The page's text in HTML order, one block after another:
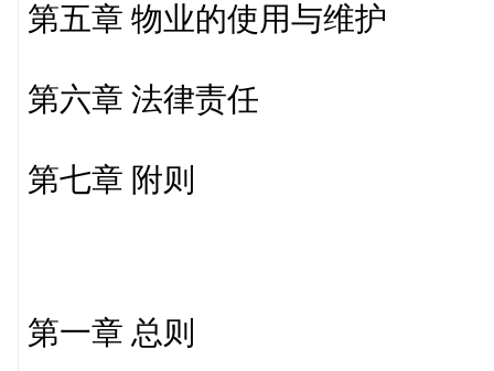
第五章 物业的使用与维护
第六章 法律责任
第七章 附则
第一章 总则